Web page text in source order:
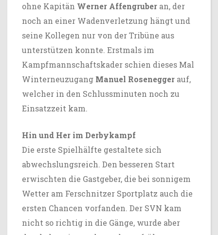
ohne Kapitän Werner Affengruber an, der
noch an einer Wadenverletzung hängt und
seine Kollegen nur von der Tribüne aus
unterstützen konnte. Erstmals im
Kampfmannschaftskader schien dieses Mal
Winterneuzugang Manuel Rosenegger auf,
welcher in den Schlussminuten noch zu
Einsatzzeit kam.
Hin und Her im Derbykampf
Die erste Spielhälfte gestaltete sich
abwechslungsreich. Den besseren Start
erwischten die Gastgeber, die bei sonnigem
Wetter am Ferschnitzer Sportplatz auch die
ersten Chancen vorfanden. Der SVN kam
nicht so richtig in die Gänge, wurde aber